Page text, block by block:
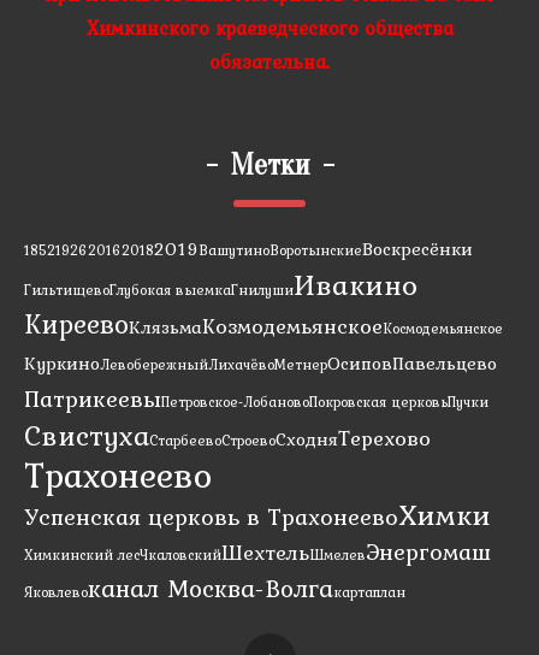
Химкинского краеведческого общества
обязательна.
- Метки -
18521926201620182019ВашутиноВоротынскиеВоскресёнки
ГильтищевоГлубокая выемкаГнилушиИвакино
КиреевоКлязьмаКозмодемьянскоеКосмодемьянское
КуркиноЛевобережныйЛихачёвоМетнерОсиповПавельцево
ПатрикеевыПетровское-ЛобановоПокровская церковьПучки
СвистухаСтарбеевоСтроевоСходняТерехово
Трахонеево
Успенская церковь в ТрахонеевоХимки
Химкинский лесЧкаловскийШехтельШмелевЭнергомаш
Яковлевоканал Москва-Волгакартаплан